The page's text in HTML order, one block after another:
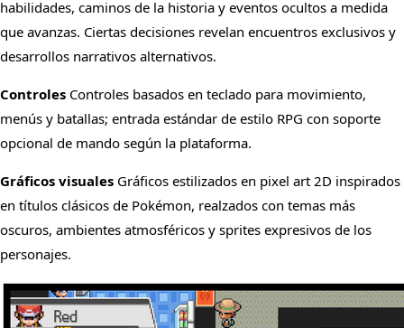
habilidades, caminos de la historia y eventos ocultos a medida
que avanzas. Ciertas decisiones revelan encuentros exclusivos y
desarrollos narrativos alternativos.
Controles Controles basados en teclado para movimiento,
menús y batallas; entrada estándar de estilo RPG con soporte
opcional de mando según la plataforma.
Gráficos visuales Gráficos estilizados en pixel art 2D inspirados
en títulos clásicos de Pokémon, realzados con temas más
oscuros, ambientes atmosféricos y sprites expresivos de los
personajes.